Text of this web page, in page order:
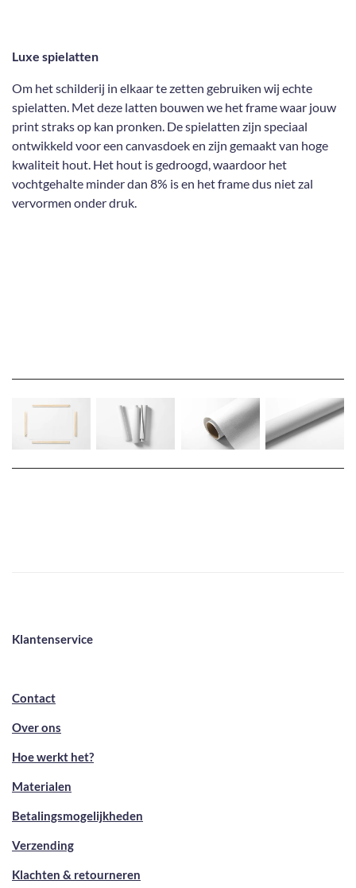
Luxe spielatten
Om het schilderij in elkaar te zetten gebruiken wij echte
spielatten. Met deze latten bouwen we het frame waar jouw
print straks op kan pronken. De spielatten zijn speciaal
ontwikkeld voor een canvasdoek en zijn gemaakt van hoge
kwaliteit hout. Het hout is gedroogd, waardoor het
vochtgehalte minder dan 8% is en het frame dus niet zal
vervormen onder druk.
Klantenservice
Contact
Over ons
Hoe werkt het?
Materialen
Betalingsmogelijkheden
Verzending
Klachten & retourneren